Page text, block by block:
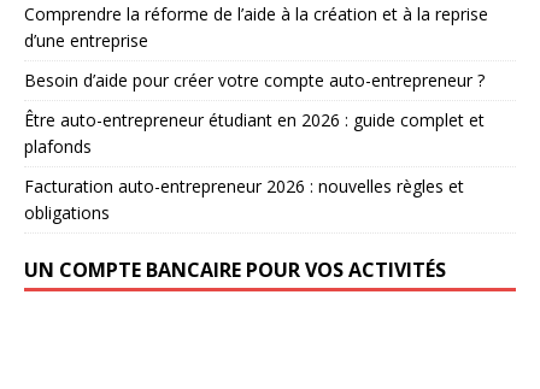
Comprendre la réforme de l’aide à la création et à la reprise
d’une entreprise
Besoin d’aide pour créer votre compte auto-entrepreneur ?
Être auto-entrepreneur étudiant en 2026 : guide complet et
plafonds
Facturation auto-entrepreneur 2026 : nouvelles règles et
obligations
UN COMPTE BANCAIRE POUR VOS ACTIVITÉS